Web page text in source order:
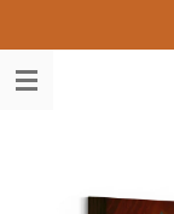
direct
naar